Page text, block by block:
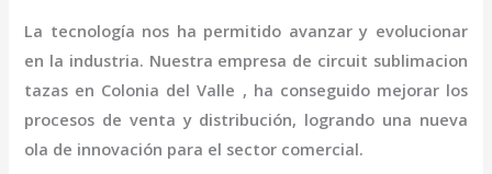
La tecnología nos ha permitido avanzar y evolucionar
en la industria. Nuestra empresa de circuit sublimacion
tazas en Colonia del Valle , ha conseguido mejorar los
procesos de venta y distribución, logrando una nueva
ola de innovación para el sector comercial.